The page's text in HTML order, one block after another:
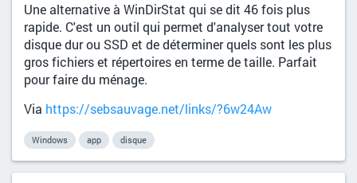
Une alternative à WinDirStat qui se dit 46 fois plus
rapide. C'est un outil qui permet d'analyser tout votre
disque dur ou SSD et de déterminer quels sont les plus
gros fichiers et répertoires en terme de taille. Parfait
pour faire du ménage.
Via https://sebsauvage.net/links/?6w24Aw
Windows app disque